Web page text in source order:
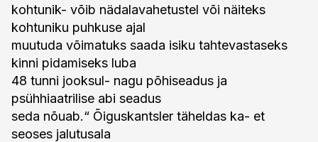
kohtunik- võib nädalavahetustel või näiteks
kohtuniku puhkuse ajal
muutuda võimatuks saada isiku tahtevastaseks
kinni pidamiseks luba
48 tunni jooksul- nagu põhiseadus ja
psühhiaatrilise abi seadus
seda nõuab.“ Õiguskantsler täheldas ka- et
seoses jalutusala